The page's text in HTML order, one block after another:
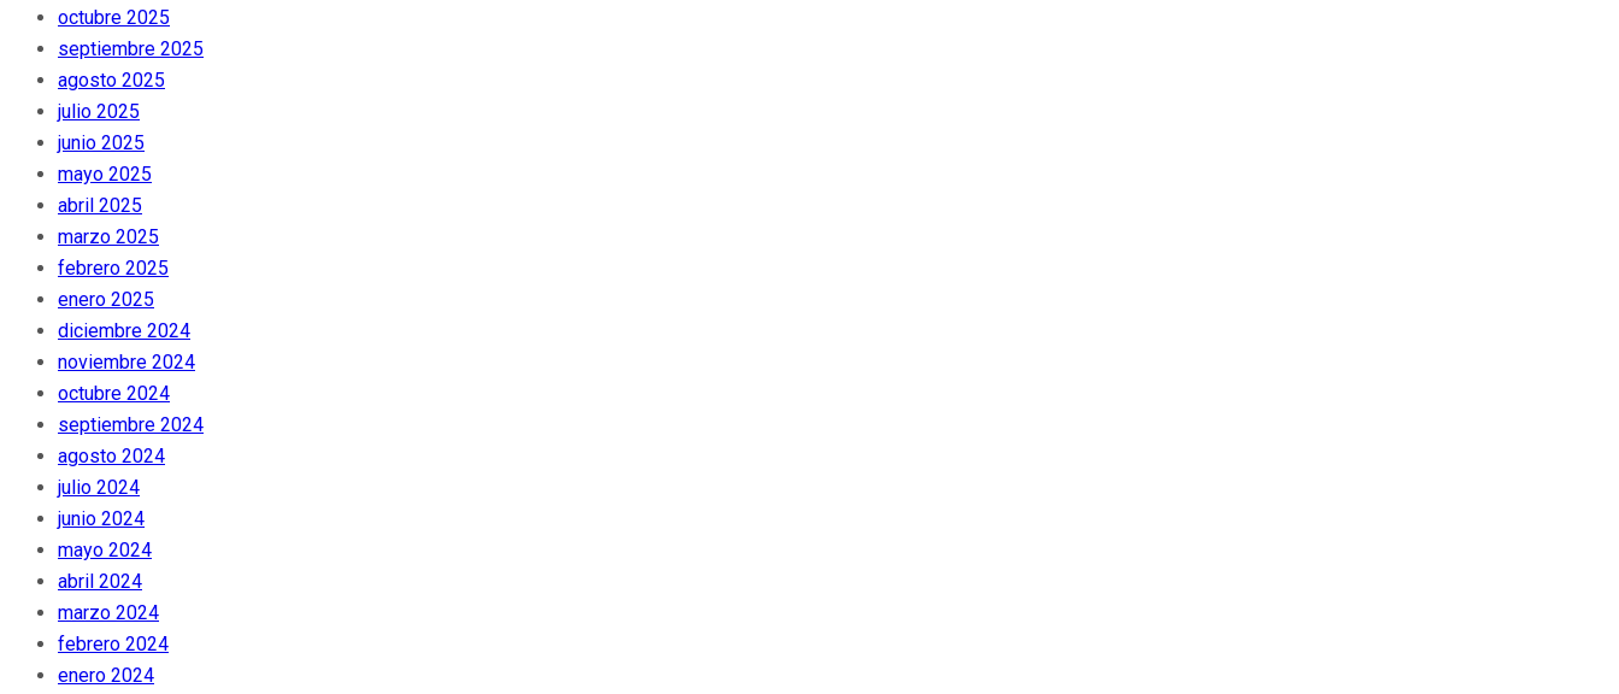
octubre 2025
septiembre 2025
agosto 2025
julio 2025
junio 2025
mayo 2025
abril 2025
marzo 2025
febrero 2025
enero 2025
diciembre 2024
noviembre 2024
octubre 2024
septiembre 2024
agosto 2024
julio 2024
junio 2024
mayo 2024
abril 2024
marzo 2024
febrero 2024
enero 2024